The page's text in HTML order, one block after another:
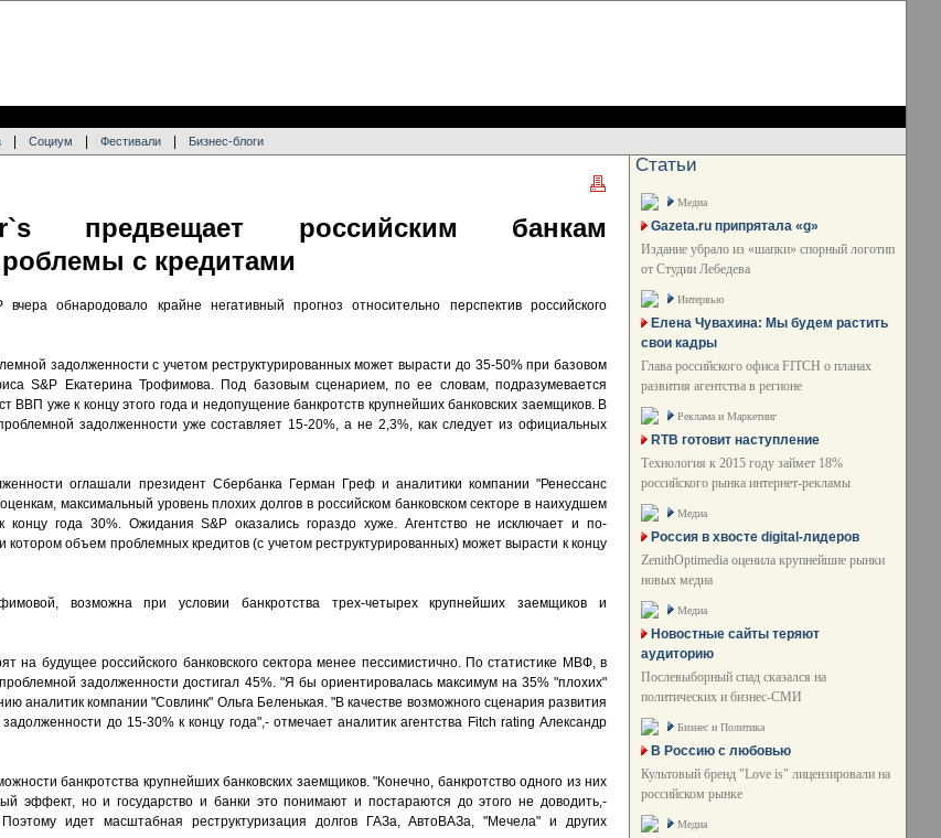
Социум Фестивали Бизнес-блоги
предвещает российским банкам
с кредитами
обнародовало крайне негативный прогноз относительно перспектив российского
задолженности с учетом реструктурированных может вырасти до 35-50% при базовом
S&P Екатерина Трофимова. Под базовым сценарием, по ее словам, подразумевается
ВВП уже к концу этого года и недопущение банкротств крупнейших банковских заемщиков. В
задолженности уже составляет 15-20%, а не 2,3%, как следует из официальных
оглашали президент Сбербанка Герман Греф и аналитики компании "Ренессанс
максимальный уровень плохих долгов в российском банковском секторе в наихудшем
концу года 30%. Ожидания S&P оказались гораздо хуже. Агентство не исключает и по-
объем проблемных кредитов (с учетом реструктурированных) может вырасти к концу
возможна при условии банкротства трех-четырех крупнейших заемщиков и
на будущее российского банковского сектора менее пессимистично. По статистике МВФ, в
задолженности достигал 45%. "Я бы ориентировалась максимум на 35% "плохих"
аналитик компании "Совлинк" Ольга Беленькая. "В качестве возможного сценария развития
до 15-30% к концу года",- отмечает аналитик агентства Fitch rating Александр
банкротства крупнейших банковских заемщиков. "Конечно, банкротство одного из них
эффект, но и государство и банки это понимают и постараются до этого не доводить,-
идет масштабная реструктуризация долгов ГАЗа, АвтоВАЗа, "Мечела" и других
Статьи
Медиа
Gazeta.ru припрятала «g»
Издание убрало из «шапки» спорный логотип
от Студии Лебедева
Интервью
Елена Чувахина: Мы будем растить
свои кадры
Глава российского офиса FITCH о планах
развития агентства в регионе
Реклама и Маркетинг
RTB готовит наступление
Технология к 2015 году займет 18%
российского рынка интернет-рекламы
Медиа
Россия в хвосте digital-лидеров
ZenithOptimedia оценила крупнейшие рынки
новых медиа
Медиа
Новостные сайты теряют
аудиторию
Послевыборный спад сказался на
политических и бизнес-СМИ
Бизнес и Политика
В Россию с любовью
Культовый бренд "Love is" лицензировали на
российском рынке
Медиа